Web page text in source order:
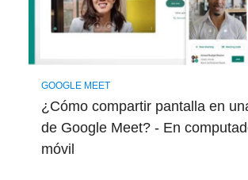
GOOGLE MEET
¿Cómo compartir pantalla en
de Google Meet? - En
móvil